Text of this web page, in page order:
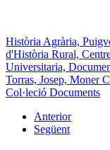
Història Agrària,
d'Història Rural,
Universitaria,
Torras, Josep, Moner
Col·leció Documents
Anterior
Següent